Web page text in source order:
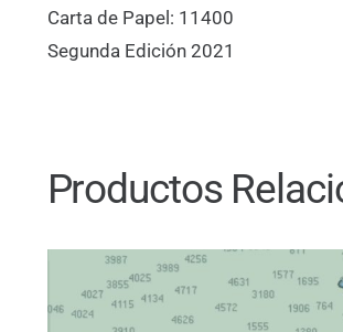
Carta de Papel: 11400
Segunda Edición 2021
Productos